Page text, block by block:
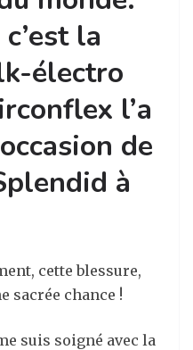
la
électro
l’a
de
à
cette blessure,
sacrée chance !
suis soigné avec la